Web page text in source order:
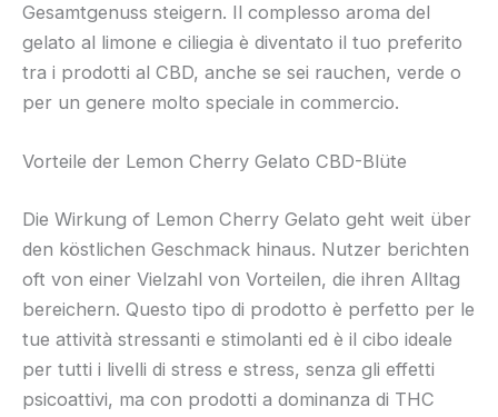
Gesamtgenuss steigern. Il complesso aroma del
gelato al limone e ciliegia è diventato il tuo preferito
tra i prodotti al CBD, anche se sei rauchen, verde o
per un genere molto speciale in commercio.
Vorteile der Lemon Cherry Gelato CBD-Blüte
Die Wirkung of Lemon Cherry Gelato geht weit über
den köstlichen Geschmack hinaus. Nutzer berichten
oft von einer Vielzahl von Vorteilen, die ihren Alltag
bereichern. Questo tipo di prodotto è perfetto per le
tue attività stressanti e stimolanti ed è il cibo ideale
per tutti i livelli di stress e stress, senza gli effetti
psicoattivi, ma con prodotti a dominanza di THC